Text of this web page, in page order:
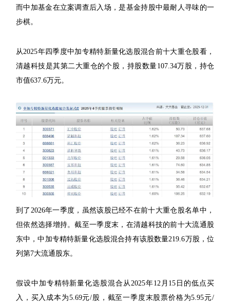
而中加基金在立案调查后入场，是基金持股中最耐人寻味的一
步棋。
从2025年四季度中加专精特新量化选股混合前十大重仓股看，
清越科技是其第二大重仓的个股，持股数量107.34万股，持仓
市值637.6万元。
到了2026年一季度，虽然该股已经不在前十大重仓股名单中，
但依然选择增持。截至一季度末，在清越科技的前十大流通股
东中，中加专精特新量化选股混合持有该股数量219.6万股，位
列第7大流通股东。
假设中加专精特新量化选股混合从2025年12月15日的低点买
入，买入成本为5.69元/股，截至一季度末股票价格为5.95元/